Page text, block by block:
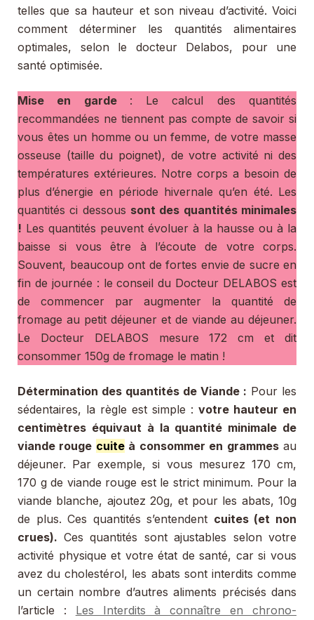
telles que sa hauteur et son niveau d’activité. Voici
comment déterminer les quantités alimentaires
optimales, selon le docteur Delabos, pour une
santé optimisée.
Mise en garde : Le calcul des quantités
recommandées ne tiennent pas compte de savoir si
vous êtes un homme ou un femme, de votre masse
osseuse (taille du poignet), de votre activité ni des
températures extérieures. Notre corps a besoin de
plus d’énergie en période hivernale qu’en été. Les
quantités ci dessous sont des quantités minimales
! Les quantités peuvent évoluer à la hausse ou à la
baisse si vous être à l’écoute de votre corps.
Souvent, beaucoup ont de fortes envie de sucre en
fin de journée : le conseil du Docteur DELABOS est
de commencer par augmenter la quantité de
fromage au petit déjeuner et de viande au déjeuner.
Le Docteur DELABOS mesure 172 cm et dit
consommer 150g de fromage le matin !
Détermination des quantités de Viande : Pour les
sédentaires, la règle est simple : votre hauteur en
centimètres équivaut à la quantité minimale de
viande rouge cuiteà consommer en grammesau
déjeuner. Par exemple, si vous mesurez 170 cm,
170 g de viande rouge est le strict minimum. Pour la
viande blanche, ajoutez 20g, et pour les abats, 10g
de plus. Ces quantités s’entendent cuites (et non
crues). Ces quantités sont ajustables selon votre
activité physique et votre état de santé, car si vous
avez du cholestérol, les abats sont interdits comme
un certain nombre d’autres aliments précisés dans
l’article : Les Interdits à connaître en chrono-